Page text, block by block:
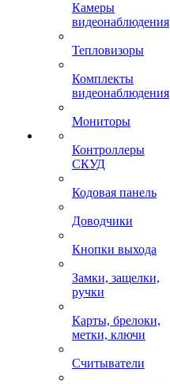
Камеры
видеонаблюдения
Тепловизоры
Комплекты
видеонаблюдения
Мониторы
Контроллеры
СКУД
Кодовая панель
Доводчики
Кнопки выхода
Замки, защелки,
ручки
Карты, брелоки,
метки, ключи
Считыватели